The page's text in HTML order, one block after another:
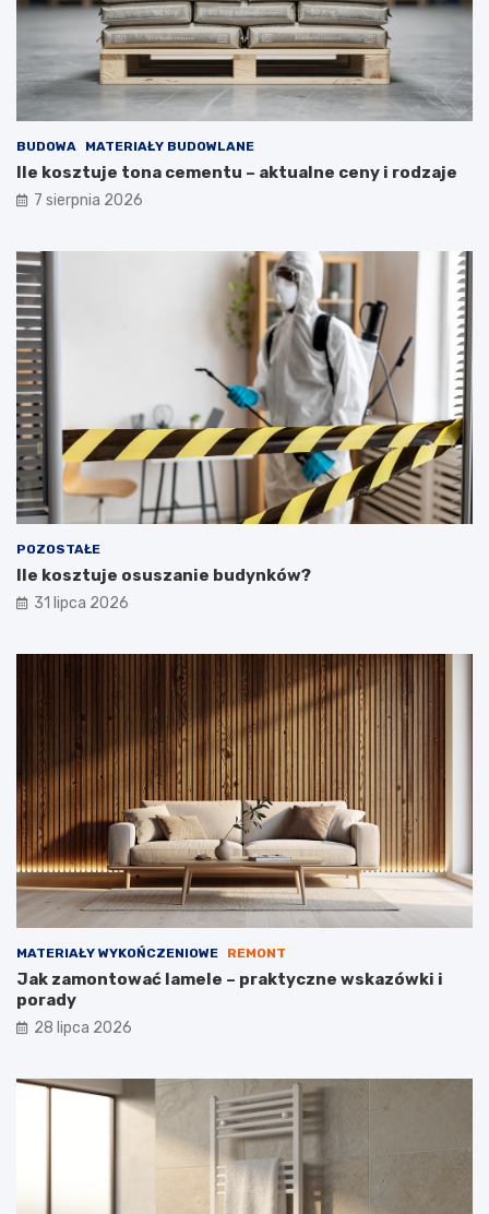
BUDOWA MATERIAŁY BUDOWLANE
Ile kosztuje tona cementu – aktualne ceny i rodzaje
7 sierpnia 2026
POZOSTAŁE
Ile kosztuje osuszanie budynków?
31 lipca 2026
MATERIAŁY WYKOŃCZENIOWE REMONT
Jak zamontować lamele – praktyczne wskazówki i
porady
28 lipca 2026